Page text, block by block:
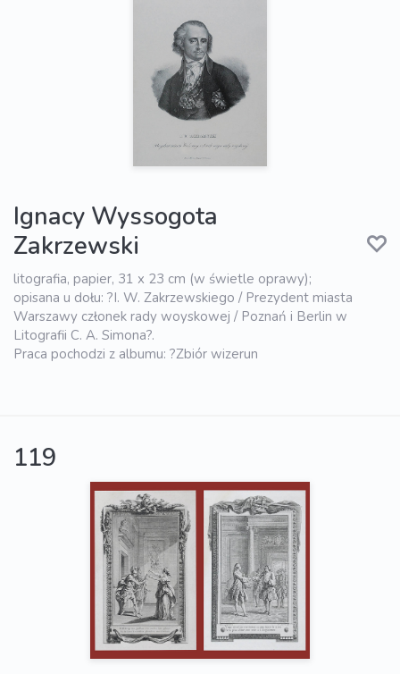
Ignacy Wyssogota
Zakrzewski
litografia, papier, 31 x 23 cm (w świetle oprawy);
opisana u dołu: ?I. W. Zakrzewskiego / Prezydent miasta
Warszawy członek rady woyskowej / Poznań i Berlin w
Litografii C. A. Simona?.
Praca pochodzi z albumu: ?Zbiór wizerun
119